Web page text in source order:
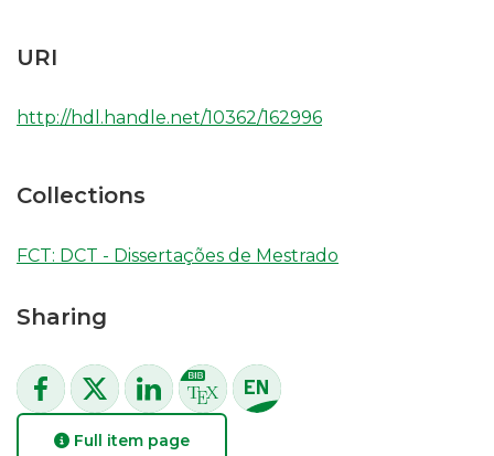
URI
http://hdl.handle.net/10362/162996
Collections
FCT: DCT - Dissertações de Mestrado
Sharing
Full item page